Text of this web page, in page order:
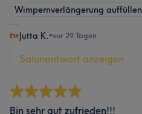
Wimpernverlängerung auffüllen
Jutta K. •vor 29 Tagen
Salonantwort anzeigen
Bin sehr gut zufrieden!!!